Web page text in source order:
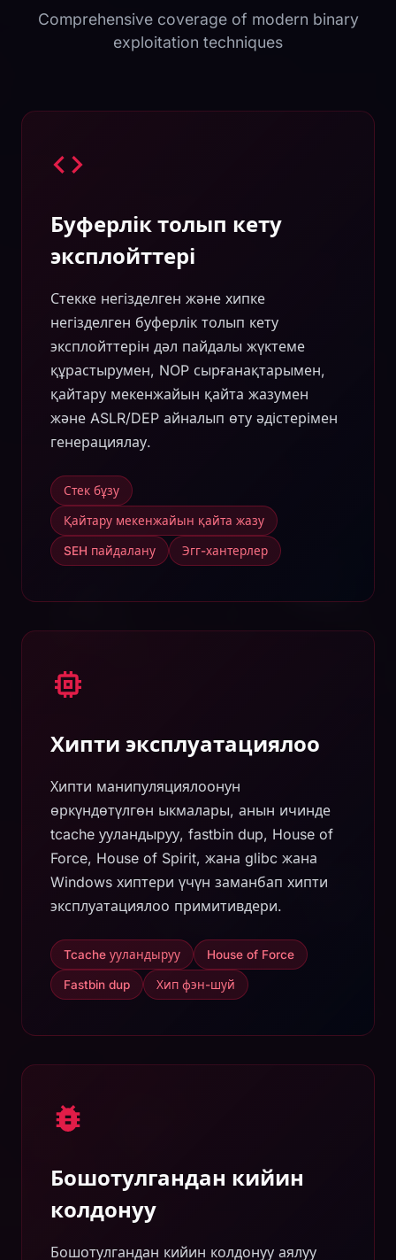
Comprehensive coverage of modern binary
exploitation techniques
Буферлік толып кету
эксплойттері
Стекке негізделген және хипке
негізделген буферлік толып кету
эксплойттерін дәл пайдалы жүктеме
құрастырумен, NOP сырғанақтарымен,
қайтару мекенжайын қайта жазумен
және ASLR/DEP айналып өту әдістерімен
генерациялау.
Стек бұзу
Қайтару мекенжайын қайта жазу
SEH пайдалану Эгг-хантерлер
Хипти эксплуатациялоо
Хипти манипуляциялоонун
өркүндөтүлгөн ыкмалары, анын ичинде
tcache ууландыруу, fastbin dup, House of
Force, House of Spirit, жана glibc жана
Windows хиптери үчүн заманбап хипти
эксплуатациялоо примитивдери.
Tcache ууландыруу House of Force
Fastbin dup Хип фэн-шуй
Бошотулгандан кийин
колдонуу
Бошотулгандан кийин колдонуу аялуу